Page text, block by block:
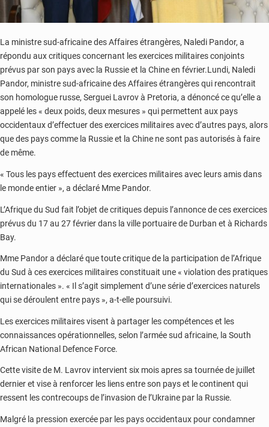
La ministre sud-africaine des Affaires étrangères, Naledi Pandor, a
répondu aux critiques concernant les exercices militaires conjoints
prévus par son pays avec la Russie et la Chine en février.Lundi, Naledi
Pandor, ministre sud-africaine des Affaires étrangères qui rencontrait
son homologue russe, Serguei Lavrov à Pretoria, a dénoncé ce qu’elle a
appelé les « deux poids, deux mesures » qui permettent aux pays
occidentaux d’effectuer des exercices militaires avec d’autres pays, alors
que des pays comme la Russie et la Chine ne sont pas autorisés à faire
de même.
« Tous les pays effectuent des exercices militaires avec leurs amis dans
le monde entier », a déclaré Mme Pandor.
L’Afrique du Sud fait l’objet de critiques depuis l’annonce de ces exercices
prévus du 17 au 27 février dans la ville portuaire de Durban et à Richards
Bay.
Mme Pandor a déclaré que toute critique de la participation de l’Afrique
du Sud à ces exercices militaires constituait une « violation des pratiques
internationales ». « Il s’agit simplement d’une série d’exercices naturels
qui se déroulent entre pays », a-t-elle poursuivi.
Les exercices militaires visent à partager les compétences et les
connaissances opérationnelles, selon l’armée sud africaine, la South
African National Defence Force.
Cette visite de M. Lavrov intervient six mois apres sa tournée de juillet
dernier et vise à renforcer les liens entre son pays et le continent qui
ressent les contrecoups de l’invasion de l’Ukraine par la Russie.
Malgré la pression exercée par les pays occidentaux pour condamner